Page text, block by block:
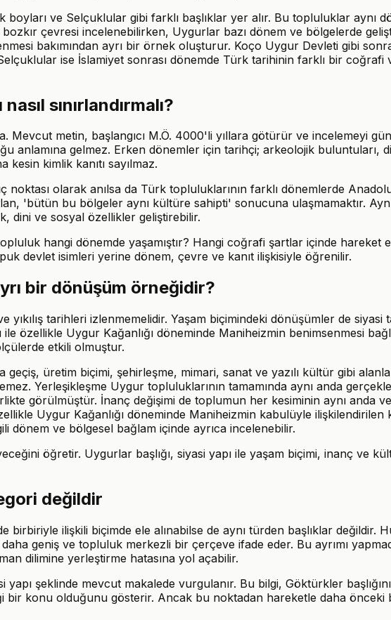
ve Selçuklular gibi farklı başlıklar yer alır. Bu topluluklar aynı
çevresi incelenebilirken, Uygurlar bazı dönem ve bölgelerde
bakımından ayrı bir örnek oluşturur. Koço Uygur Devleti gibi
ise İslamiyet sonrası dönemde Türk tarihinin farklı bir coğrafi
sınırlandırmalı?
Mevcut metin, başlangıcı M.Ö. 4000'li yıllara götürür ve incelemeyi
gelmez. Erken dönemler için tarihçi; arkeolojik buluntuları, dil
kimlik kanıtı sayılmaz.
noktası olarak anılsa da Türk topluluklarının farklı dönemlerde
'bütün bu bölgeler aynı kültüre sahipti' sonucuna ulaşmamaktır.
dini ve sosyal özellikler geliştirebilir.
hangi dönemde yaşamıştır? Hangi coğrafi şartlar içinde hareket
devlet isimleri yerine dönem, çevre ve kanıt ilişkisiyle öğrenilir.
bir dönüşüm örneğidir?
tarihleri izlenmemelidir. Yaşam biçimindeki dönüşümler de
özellikle Uygur Kağanlığı döneminde Maniheizmin benimsenmesi
etkili olmuştur.
üretim biçimi, şehirleşme, mimari, sanat ve yazılı kültür gibi
Yerleşikleşme Uygur topluluklarının tamamında aynı anda
görülmüştür. İnanç değişimi de toplumun her kesiminin aynı anda
Uygur Kağanlığı döneminde Maniheizmin kabulüyle
dönem ve bölgesel bağlam içinde ayrıca incelenebilir.
öğretir. Uygurlar başlığı, siyasi yapı ile yaşam biçimi, inanç ve
değildir
ilişkili biçimde ele alınabilse de aynı türden başlıklar değildir.
geniş ve topluluk merkezli bir çerçeve ifade eder. Bu ayrımı
dilimine yerleştirme hatasına yol açabilir.
şeklinde mevcut makalede vurgulanır. Bu bilgi, Göktürkler
bir konu olduğunu gösterir. Ancak bu noktadan hareketle daha önceki